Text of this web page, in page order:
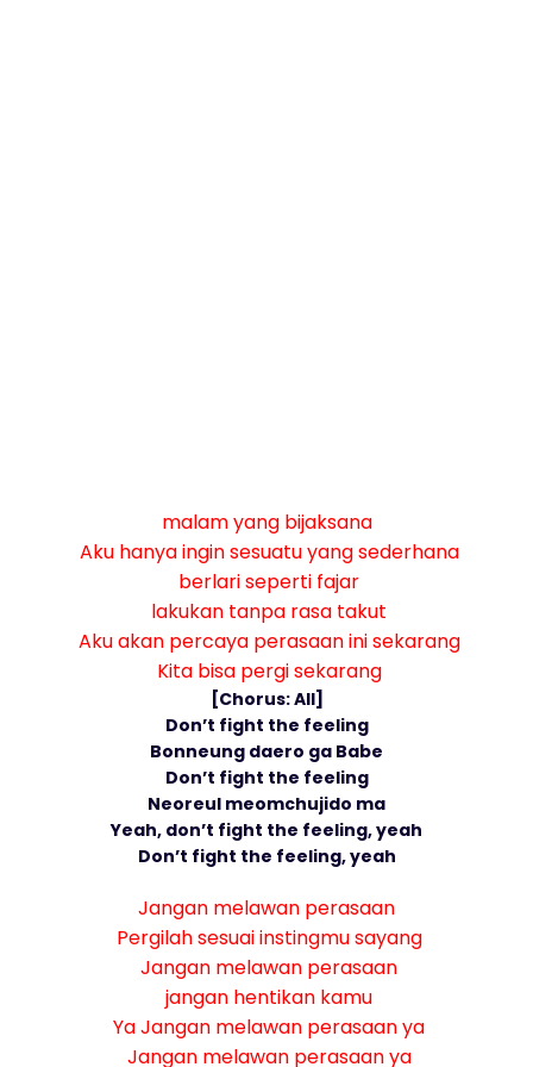
malam yang bijaksana
Aku hanya ingin sesuatu yang sederhana
berlari seperti fajar
lakukan tanpa rasa takut
Aku akan percaya perasaan ini sekarang
Kita bisa pergi sekarang
[Chorus: All]
Don’t fight the feeling
Bonneung daero ga Babe
Don’t fight the feeling
Neoreul meomchujido ma
Yeah, don’t fight the feeling, yeah
Don’t fight the feeling, yeah
Jangan melawan perasaan
Pergilah sesuai instingmu sayang
Jangan melawan perasaan
jangan hentikan kamu
Ya Jangan melawan perasaan ya
Jangan melawan perasaan ya